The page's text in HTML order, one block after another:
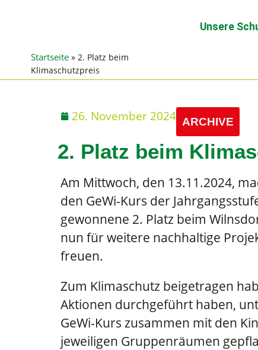
Startseite »2. Platz beim
Klimaschutzpreis
Unsere
26. November 2024 ARCHIVE
2. Platz beim
Am Mittwoch, den 13.11.2024,
den GeWi-Kurs der
gewonnene 2. Platz beim
nun für weitere nachhaltige
freuen.
Zum Klimaschutz beigetragen
Aktionen durchgeführt haben,
GeWi-Kurs zusammen mit den
jeweiligen Gruppenräumen